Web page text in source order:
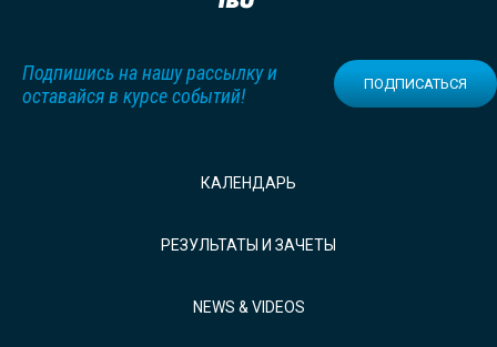
Подпишись на нашу рассылку и
оставайся в курсе событий!
ПОДПИСАТЬСЯ
КАЛЕНДАРЬ
РЕЗУЛЬТАТЫ И ЗАЧЕТЫ
NEWS & VIDEOS